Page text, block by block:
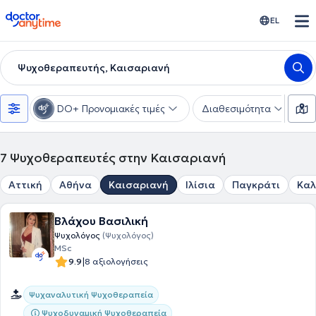
doctoranytime EL
Ψυχοθεραπευτής, Καισαριανή
DO+ Προνομιακές τιμές Διαθεσιμότητα
7 Ψυχοθεραπευτές στην Καισαριανή
Αττική Αθήνα Καισαριανή Ιλίσια Παγκράτι
Βλάχου Βασιλική
Ψυχολόγος (Ψυχολόγος)
MSc
9.9|8 αξιολογήσεις
Ψυχαναλυτική Ψυχοθεραπεία
Ψυχοδυναμική Ψυχοθεραπεία